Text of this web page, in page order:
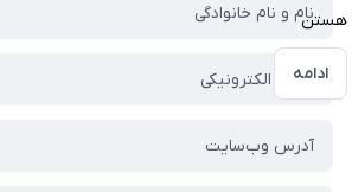
هستن
ادامه